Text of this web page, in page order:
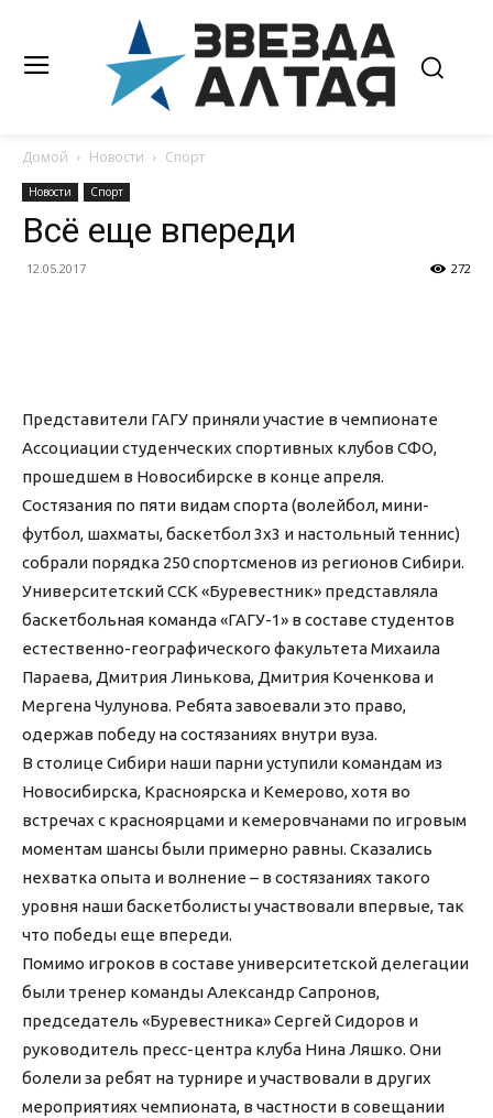
Домой Новости Спорт
Новости Спорт
Всё еще впереди
12.05.2017 272
Представители ГАГУ приняли участие в чемпионате
Ассоциации студенческих спортивных клубов СФО,
прошедшем в Новосибирске в конце апреля.
Состязания по пяти видам спорта (волейбол, мини-
футбол, шахматы, баскетбол 3х3 и настольный теннис)
собрали порядка 250 спортсменов из регионов Сибири.
Университетский ССК «Буревестник» представляла
баскетбольная команда «ГАГУ-1» в составе студентов
естественно-географического факультета Михаила
Параева, Дмитрия Линькова, Дмитрия Коченкова и
Мергена Чулунова. Ребята завоевали это право,
одержав победу на состязаниях внутри вуза.
В столице Сибири наши парни уступили командам из
Новосибирска, Красноярска и Кемерово, хотя во
встречах с красноярцами и кемеровчанами по игровым
моментам шансы были примерно равны. Сказались
нехватка опыта и волнение – в состязаниях такого
уровня наши баскетболисты участвовали впервые, так
что победы еще впереди.
Помимо игроков в составе университетской делегации
были тренер команды Александр Сапронов,
председатель «Буревестника» Сергей Сидоров и
руководитель пресс-центра клуба Нина Ляшко. Они
болели за ребят на турнире и участвовали в других
мероприятиях чемпионата, в частности в совещании